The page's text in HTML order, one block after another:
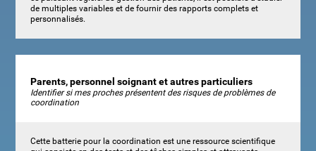
de multiples variables et de fournir des rapports complets et
personnalisés.
Parents, personnel soignant et autres particuliers
Identifier si mes proches présentent des risques de problèmes de
coordination
Cette batterie pour la coordination est une ressource scientifique